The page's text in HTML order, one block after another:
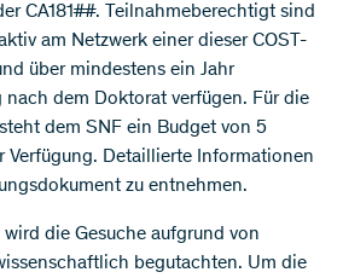
CA181##. Teilnahmeberechtigt sind
am Netzwerk einer dieser COST-
über mindestens ein Jahr
nach dem Doktorat verfügen. Für die
dem SNF ein Budget von 5
Verfügung. Detaillierte Informationen
zu entnehmen.
die Gesuche aufgrund von
begutachten. Um die